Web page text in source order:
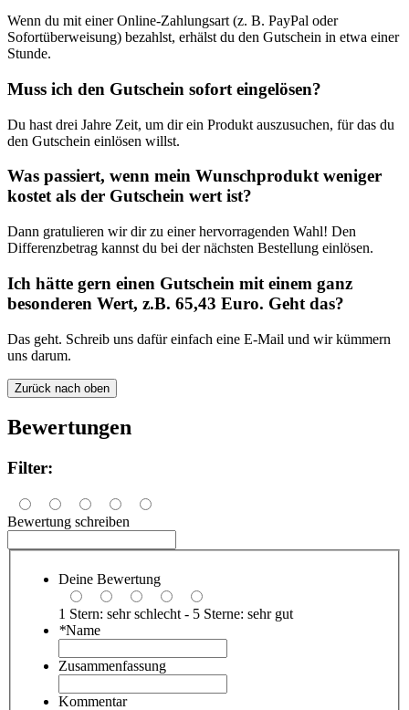
Wenn du mit einer Online-Zahlungsart (z. B. PayPal oder
Sofortüberweisung) bezahlst, erhälst du den Gutschein in etwa einer
Stunde.
Muss ich den Gutschein sofort eingelösen?
Du hast drei Jahre Zeit, um dir ein Produkt auszusuchen, für das du
den Gutschein einlösen willst.
Was passiert, wenn mein Wunschprodukt weniger
kostet als der Gutschein wert ist?
Dann gratulieren wir dir zu einer hervorragenden Wahl! Den
Differenzbetrag kannst du bei der nächsten Bestellung einlösen.
Ich hätte gern einen Gutschein mit einem ganz
besonderen Wert, z.B. 65,43 Euro. Geht das?
Das geht. Schreib uns dafür einfach eine E-Mail und wir kümmern
uns darum.
Zurück nach oben
Bewertungen
Filter:
Bewertung schreiben
Deine Bewertung
1 Stern: sehr schlecht - 5 Sterne: sehr gut
*Name
Zusammenfassung
Kommentar